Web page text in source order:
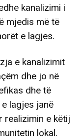
kanalizimi i
mjedis më të
e lagjes.
e kanalizimit
dhe jo në
dhe të
lagjes janë
realizimin e këtij
lokal.